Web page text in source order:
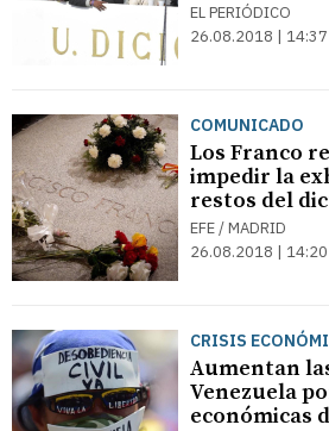
EL PERIÓDICO
26.08.2018 | 14:37
COMUNICADO
Los Franco
impedir la
restos del
EFE / MADRID
26.08.2018 | 14:20
CRISIS
Aumentan
Venezuela
económicas